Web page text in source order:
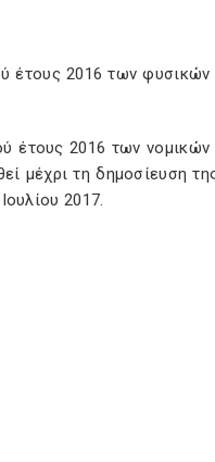
έτους 2016 των
έτους 2016 των
μέχρι τη δημοσίευση
2017.